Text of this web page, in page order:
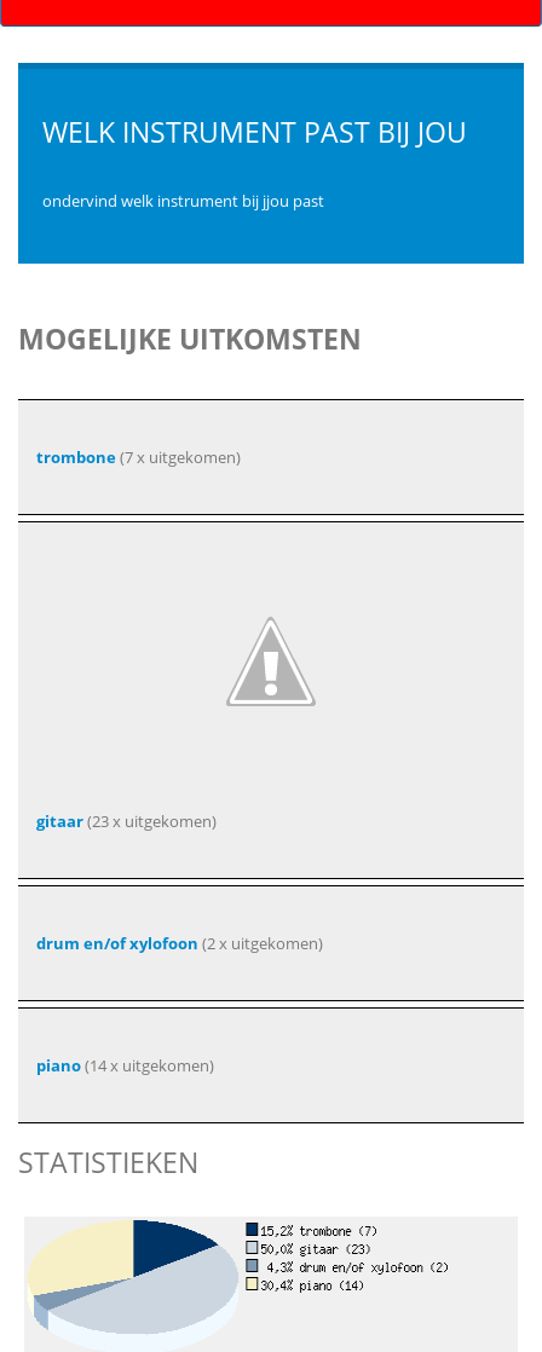
WELK INSTRUMENT PAST BIJ JOU
ondervind welk instrument bij jjou past
MOGELIJKE UITKOMSTEN
trombone(7 x uitgekomen)
gitaar(23 x uitgekomen)
drum en/of xylofoon (2 x uitgekomen)
piano(14 x uitgekomen)
STATISTIEKEN